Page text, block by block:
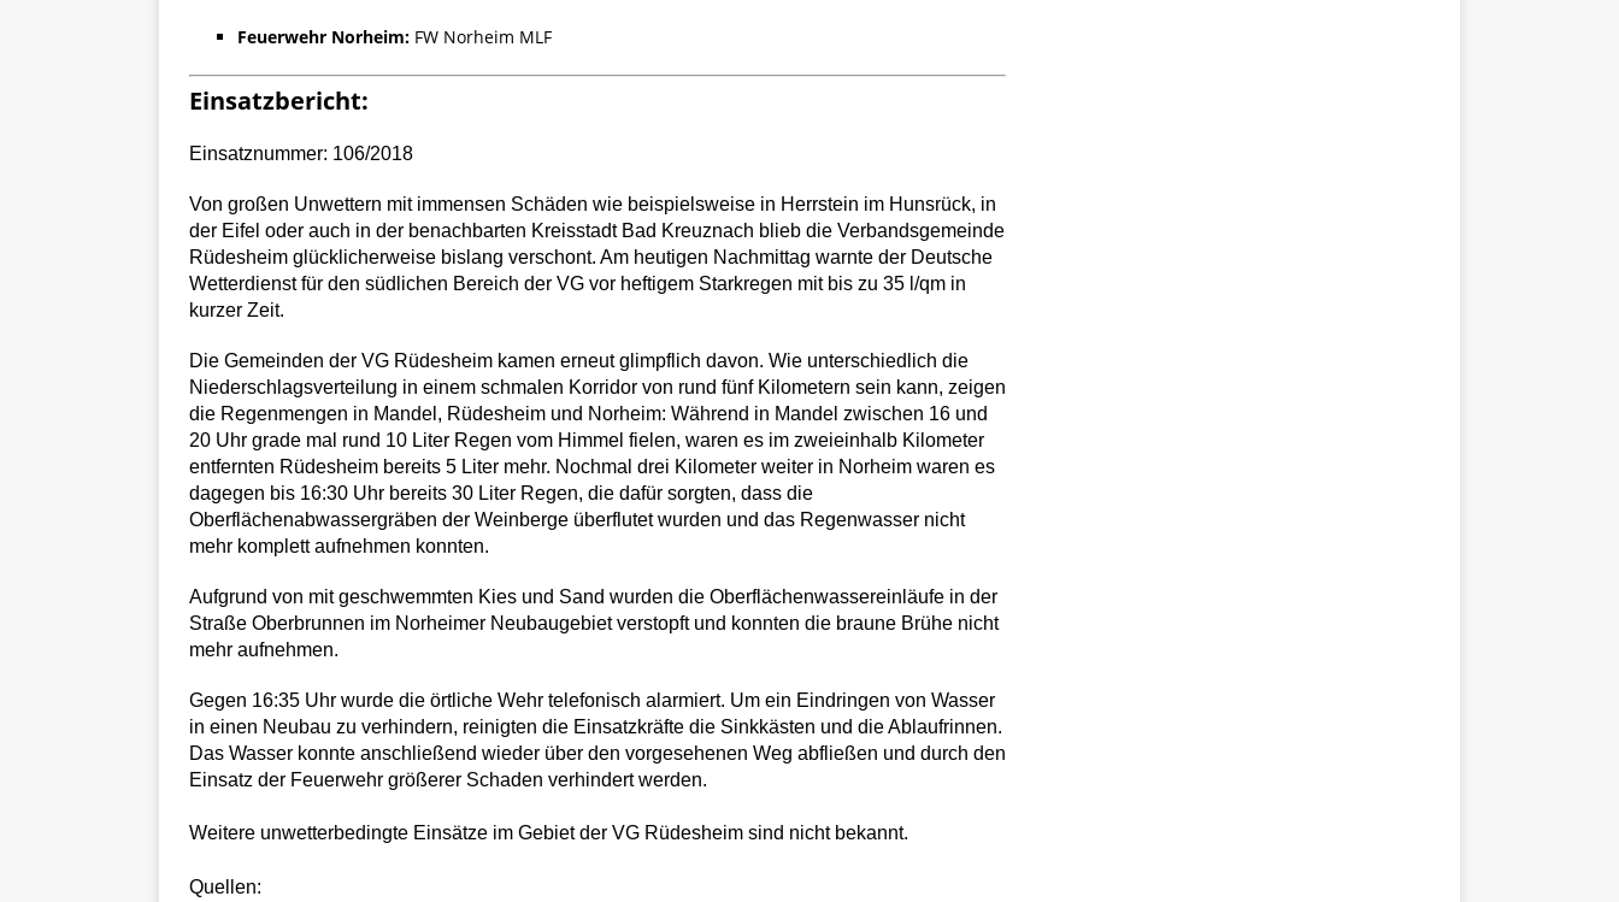
Feuerwehr Norheim: FW Norheim MLF
Einsatzbericht:
Einsatznummer: 106/2018
Von großen Unwettern mit immensen Schäden wie beispielsweise in Herrstein im Hunsrück, in
der Eifel oder auch in der benachbarten Kreisstadt Bad Kreuznach blieb die Verbandsgemeinde
Rüdesheim glücklicherweise bislang verschont. Am heutigen Nachmittag warnte der Deutsche
Wetterdienst für den südlichen Bereich der VG vor heftigem Starkregen mit bis zu 35 l/qm in
kurzer Zeit.
Die Gemeinden der VG Rüdesheim kamen erneut glimpflich davon. Wie unterschiedlich die
Niederschlagsverteilung in einem schmalen Korridor von rund fünf Kilometern sein kann, zeigen
die Regenmengen in Mandel, Rüdesheim und Norheim: Während in Mandel zwischen 16 und
20 Uhr grade mal rund 10 Liter Regen vom Himmel fielen, waren es im zweieinhalb Kilometer
entfernten Rüdesheim bereits 5 Liter mehr. Nochmal drei Kilometer weiter in Norheim waren es
dagegen bis 16:30 Uhr bereits 30 Liter Regen, die dafür sorgten, dass die
Oberflächenabwassergräben der Weinberge überflutet wurden und das Regenwasser nicht
mehr komplett aufnehmen konnten.
Aufgrund von mit geschwemmten Kies und Sand wurden die Oberflächenwassereinläufe in der
Straße Oberbrunnen im Norheimer Neubaugebiet verstopft und konnten die braune Brühe nicht
mehr aufnehmen.
Gegen 16:35 Uhr wurde die örtliche Wehr telefonisch alarmiert. Um ein Eindringen von Wasser
in einen Neubau zu verhindern, reinigten die Einsatzkräfte die Sinkkästen und die Ablaufrinnen.
Das Wasser konnte anschließend wieder über den vorgesehenen Weg abfließen und durch den
Einsatz der Feuerwehr größerer Schaden verhindert werden.
Weitere unwetterbedingte Einsätze im Gebiet der VG Rüdesheim sind nicht bekannt.
Quellen: